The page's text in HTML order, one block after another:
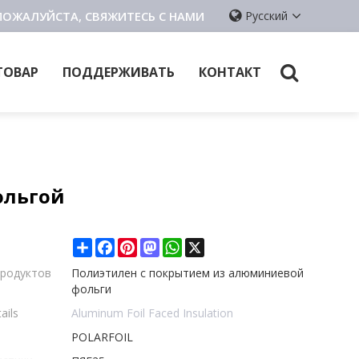
СВЯЖИТЕСЬ С НАМИ Русский
ПОДДЕРЖИВАТЬ КОНТАКТ
ShareFacebook
PinterestMastodonWhatsApp
X
Полиэтилен с покрытием из алюминиевой
фольги
Aluminum Foil Faced Insulation
POLARFOIL